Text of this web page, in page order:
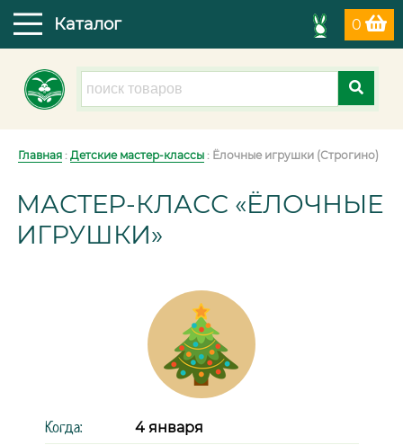
0
Каталог
Главная : Детские мастер-классы : Ёлочные игрушки (Строгино)
МАСТЕР-КЛАСС «ЁЛОЧНЫЕ
ИГРУШКИ»
Когда: 4 января